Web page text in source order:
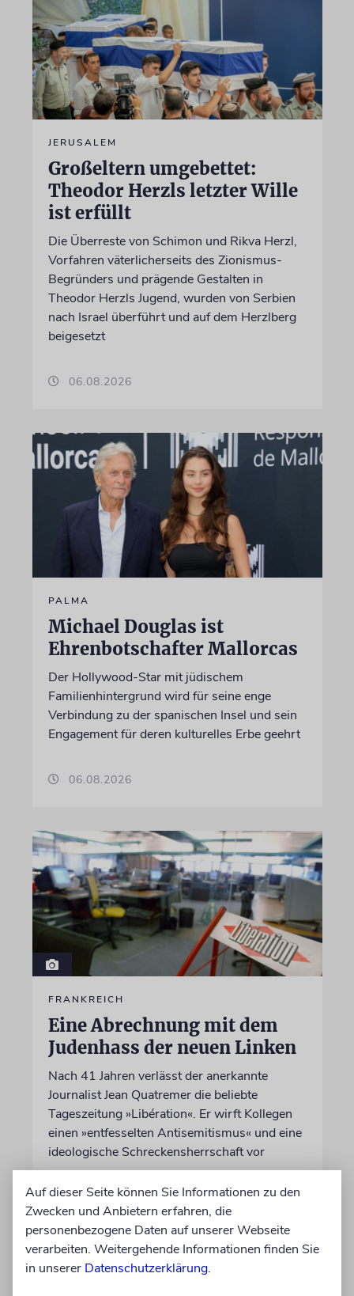
JERUSALEM
Großeltern umgebettet:
Theodor Herzls letzter Wille
ist erfüllt
Die Überreste von Schimon und Rikva Herzl,
Vorfahren väterlicherseits des Zionismus-
Begründers und prägende Gestalten in
Theodor Herzls Jugend, wurden von Serbien
nach Israel überführt und auf dem Herzlberg
beigesetzt
06.08.2026
PALMA
Michael Douglas ist
Ehrenbotschafter Mallorcas
Der Hollywood-Star mit jüdischem
Familienhintergrund wird für seine enge
Verbindung zu der spanischen Insel und sein
Engagement für deren kulturelles Erbe geehrt
06.08.2026
FRANKREICH
Eine Abrechnung mit dem
Judenhass der neuen Linken
Nach 41 Jahren verlässt der anerkannte
Journalist Jean Quatremer die beliebte
Tageszeitung »Libération«. Er wirft Kollegen
einen »entfesselten Antisemitismus« und eine
ideologische Schreckensherrschaft vor
06.08.2026
Auf dieser Seite können Sie Informationen zu den
Zwecken und Anbietern erfahren, die
personenbezogene Daten auf unserer Webseite
verarbeiten. Weitergehende Informationen finden Sie
in unserer Datenschutzerklärung.